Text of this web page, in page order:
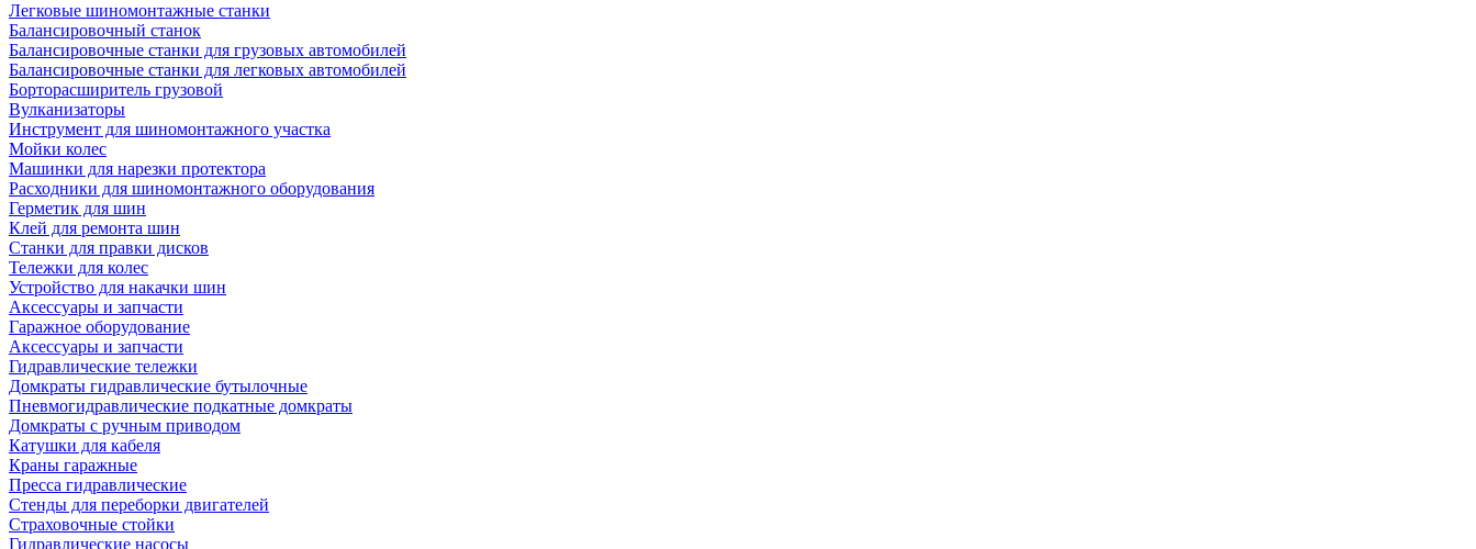
Легковые шиномонтажные станки
Балансировочный станок
Балансировочные станки для грузовых автомобилей
Балансировочные станки для легковых автомобилей
Борторасширитель грузовой
Вулканизаторы
Инструмент для шиномонтажного участка
Мойки колес
Машинки для нарезки протектора
Расходники для шиномонтажного оборудования
Герметик для шин
Клей для ремонта шин
Станки для правки дисков
Тележки для колес
Устройство для накачки шин
Аксессуары и запчасти
Гаражное оборудование
Аксессуары и запчасти
Гидравлические тележки
Домкраты гидравлические бутылочные
Пневмогидравлические подкатные домкраты
Домкраты с ручным приводом
Катушки для кабеля
Краны гаражные
Пресса гидравлические
Стенды для переборки двигателей
Страховочные стойки
Гидравлические насосы